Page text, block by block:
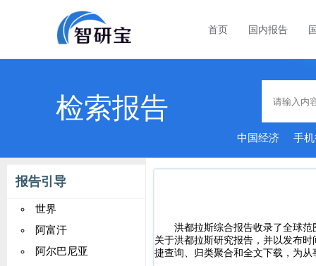
首页 国内报告
检索报告
中国经济 手
报告引导
世界
阿富汗
阿尔巴尼亚
洪都拉斯综合报告收录了全球
关于洪都拉斯研究报告，并以发布
捷查询、归类聚合和全文下载，为